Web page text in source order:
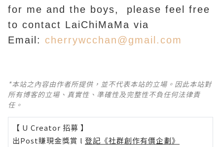
for me and the boys, please feel free
to contact LaiChiMaMa via
Email: cherrywcchan@gmail.com
*本站之內容由作者所提供，並不代表本站的立場。因此本站對
所有博客的立場、真實性、準確性及完整性不負任何法律責
任。
【 U Creator 招募 】
出Post賺現金獎賞 l 登記《社群創作有價企劃》